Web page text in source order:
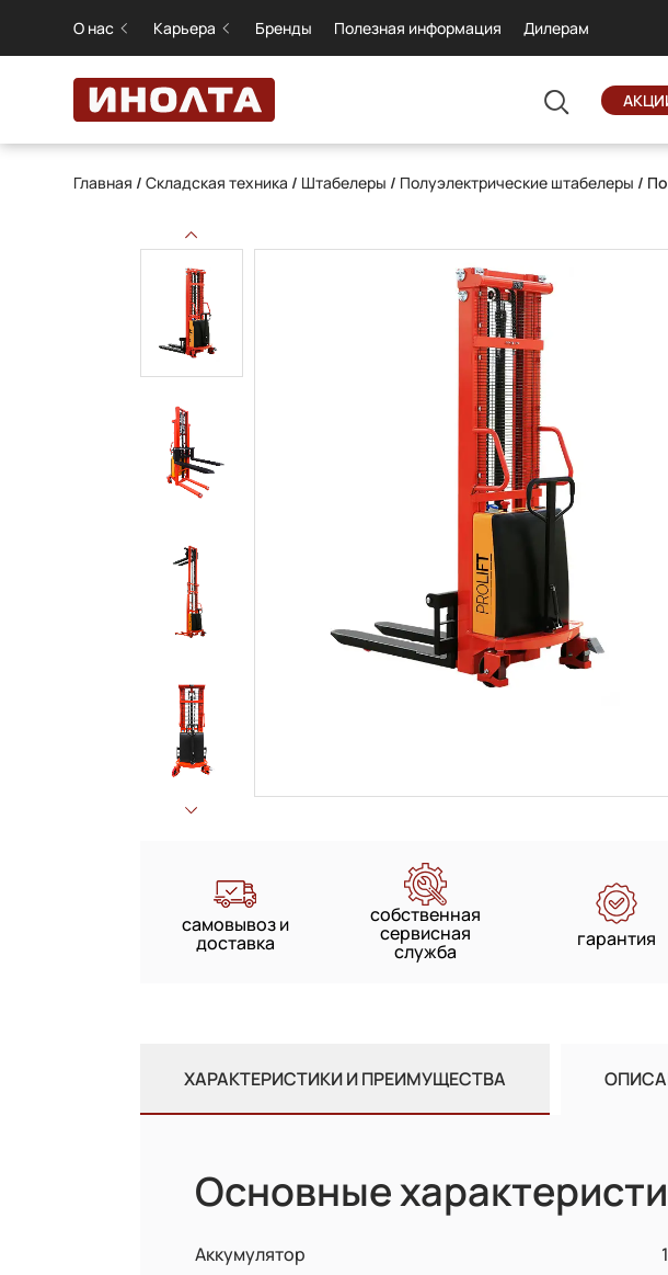
О нас Карьера Бренды Полезная информация Дилерам
Главная /Складская техника / Штабелеры / Полуэлектрические штабелеры /
самовывоз и
доставка
собственная
сервисная
служба
гарантия
ХАРАКТЕРИСТИКИ И ПРЕИМУЩЕСТВА
Основные
Аккумулятор